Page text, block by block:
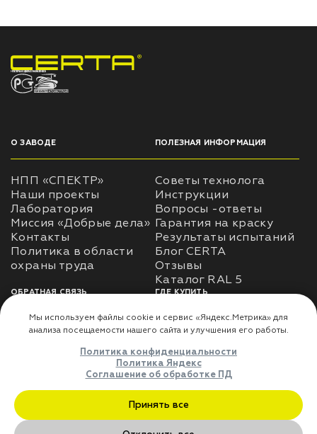
НПП «СПЕКТР» ЗАВОД ЛАКОКРАСОЧНЫХ МАТЕРИАЛОВ
О ЗАВОДЕ
НПП «СПЕКТР»
Наши проекты
Лаборатория
Миссия «Добрые дела»
Контакты
Политика в области
ПОЛЕЗНАЯ ИНФОРМАЦИЯ
Советы технолога
Инструкции
Вопросы -ответы
Гарантия на краску
Результаты испытаний
Блог CERTA
Отзывы
Каталог RAL 5
ОБРАТНАЯ СВЯЗЬ
Использование
использования личных
Оферта
ГДЕ КУПИТЬ
Доставка
Где купить
ДЛЯ ПАРТНЁРОВ